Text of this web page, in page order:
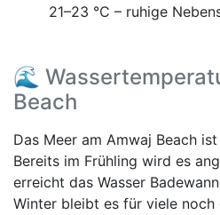
21–23 °C – ruhige
🌊
Beach
Das Meer am Amwaj Beach
Bereits im Frühling wird es
erreicht das Wasser
Winter bleibt es für viele